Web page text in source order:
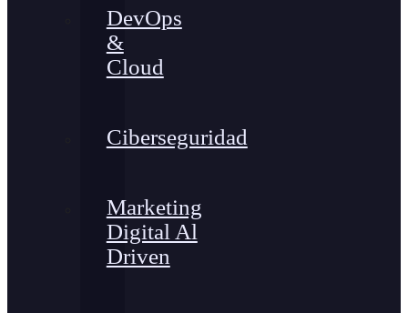
DevOps
&
Cloud
Ciberseguridad
Marketing
Digital Al
Driven